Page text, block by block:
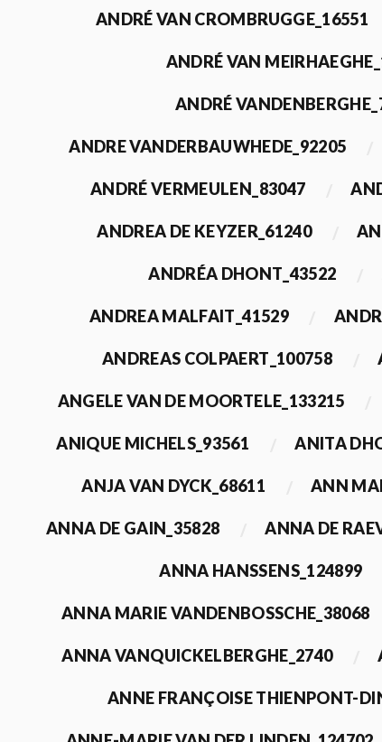
ANDRÉ VAN CROMBRUGGE_16551
ANDRÉ VAN
ANDRÉ
ANDRE VANDERBAUWHEDE_92205
ANDRÉ VERMEULEN_83047
ANDREA DE KEYZER_61240
ANDRÉA DHONT_43522
ANDREA MALFAIT_41529
ANDREAS COLPAERT_100758
ANGELE VAN DE MOORTELE_133215
ANIQUE MICHELS_93561 ANITA
ANJA VAN DYCK_68611 ANN
ANNA DE GAIN_35828 ANNA DE
ANNA HANSSENS_124899
ANNA MARIE VANDENBOSSCHE_38068
ANNA VANQUICKELBERGHE_2740
ANNE FRANÇOISE THIENPONT-